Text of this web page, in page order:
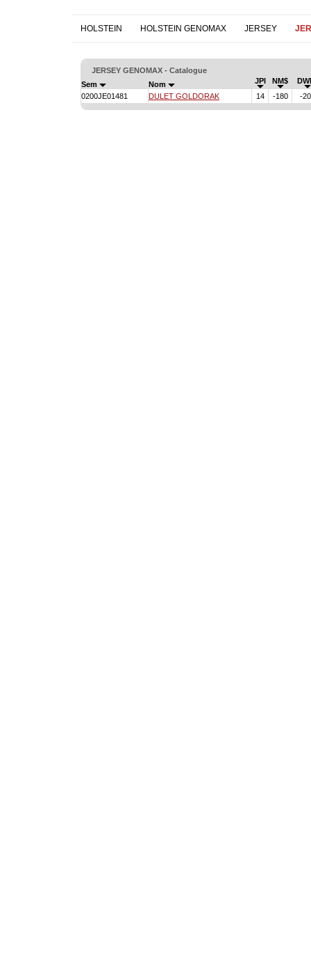
HOLSTEIN HOLSTEIN GENOMAX JERSEY
JERSEY GENOMAX - Catalogue
Sem
Nom JPI NM$
0200JE01481
DULET GOLDORAK 14 -180 -